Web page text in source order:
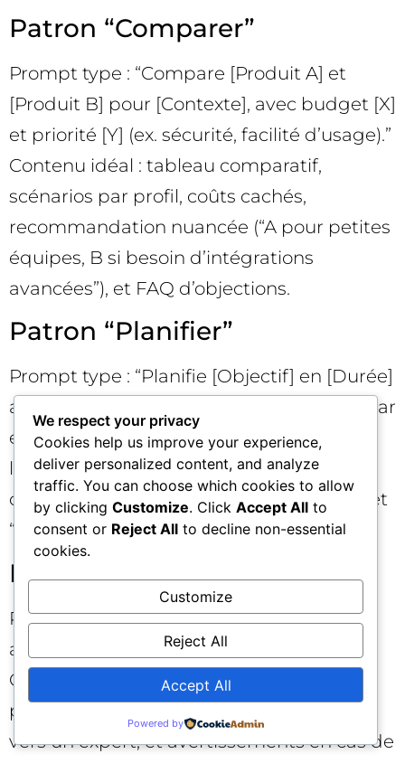
Patron “Comparer”
Prompt type : “Compare [Produit A] et
[Produit B] pour [Contexte], avec budget [X]
et priorité [Y] (ex. sécurité, facilité d’usage).”
Contenu idéal : tableau comparatif,
scénarios par profil, coûts cachés,
recommandation nuancée (“A pour petites
équipes, B si besoin d’intégrations
avancées”), et FAQ d’objections.
Patron “Planifier”
Prompt type : “Planifie [Objectif] en [Durée]
avec [Contraintes].” Contenu idéal : plan par
étapes, jalons, alternatives si ressources
limitées, checklists et estimation de
charge. Ajoutez des versions “accélérée” et
“complète”.
Patron “Dépanner”
Prompt type : “J’ai [Symptôme/Erreur]
après [Action/Contexte]. Que faire ?”
Contenu idéal : arbre de décision, causes
probables, vérifications rapides, escalade
vers un expert, et avertissements en cas de
We respect your privacy
Cookies help us improve your experience,
deliver personalized content, and analyze
traffic. You can choose which cookies to allow
by clicking Customize. Click Accept All to
consent or Reject All to decline non-essential
cookies.
Customize
Reject All
Accept All
Powered by